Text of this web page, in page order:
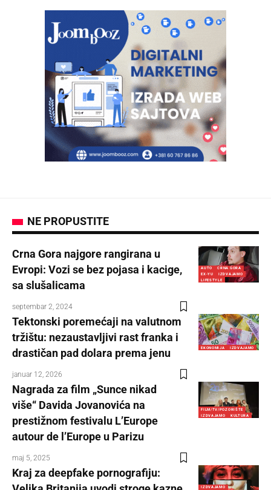
NE PROPUSTITE
AUTO
CRNA GORA
EX-YU
IZDVAJAMO
LIFESTYLE
Crna Gora najgore rangirana u
Evropi: Vozi se bez pojasa i kacige,
sa slušalicama
septembar 2, 2024
EKONOMIJA IZDVAJAMO
Tektonski poremećaji na valutnom
tržištu: nezaustavljivi rast franka i
drastičan pad dolara prema jenu
januar 12, 2026
FILM/TV/POZORIŠTE
IZDVAJAMO
KULTURA
Nagrada za film „Sunce nikad
više“ Davida Jovanovića na
prestižnom festivalu L’Europe
autour de l’Europe u Parizu
maj 5, 2025
IZDVAJAMO
Kraj za deepfake pornografiju: